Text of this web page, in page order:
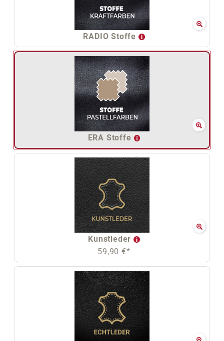
RADIO Stoffe
ERA Stoffe
Kunstleder
59,90 €*